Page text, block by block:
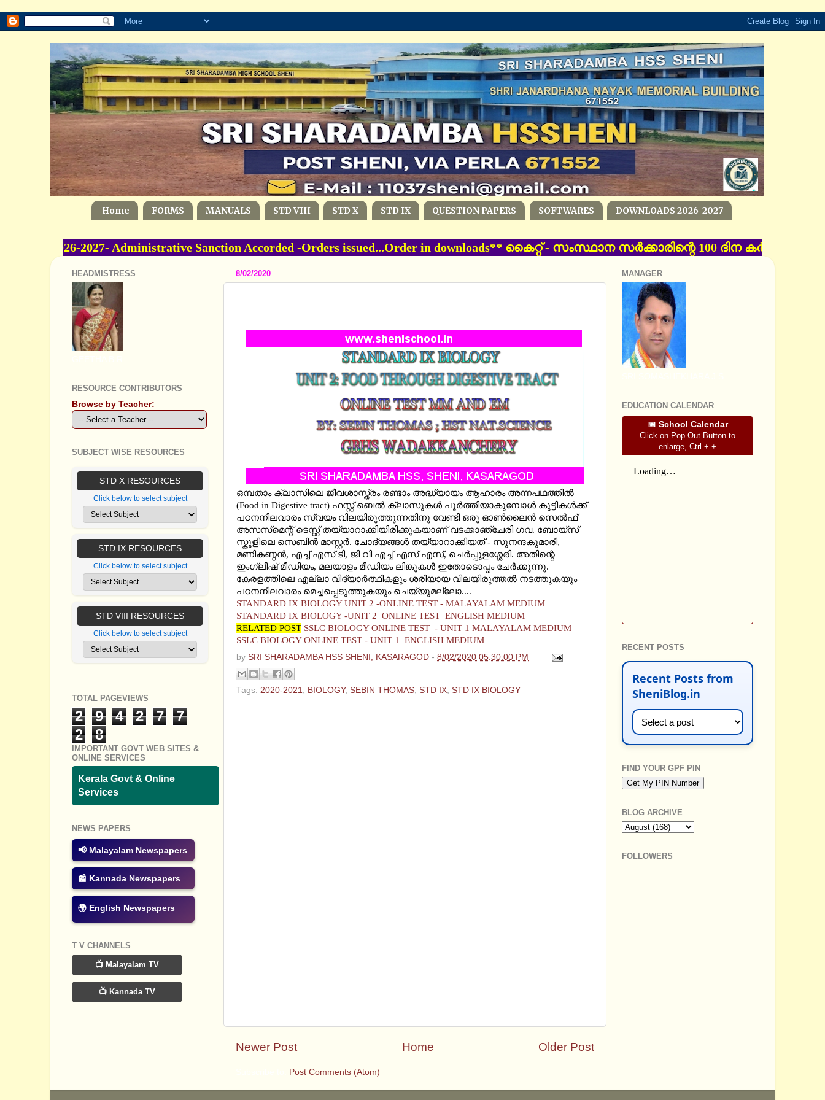
Home FORMS MANUALS STD VIII STD X STD IX QUESTION PAPERS SOFTWARES DOWNLOADS 2026-2027
Scheme -2026-2027- Administrative Sanction Accorded -Orders issued...Order in downloads** കൈറ്റ്‌ - സംസ്ഥാന
8/02/2020
ഒമ്പതാം ക്ലാസിലെ ജീവശാസ്ത്രം രണ്ടാം അദ്ധ്യായം ആഹാരം അന്നപഥത്തില്‍
(Food in Digestive tract) ഫസ്റ്റ് ബെല്‍ ക്ലാസുകള്‍ പൂര്‍ത്തിയാകുമ്പോള്‍ കുട്ടികള്‍ക്ക്
പഠനനിലവാരം സ്വയം വിലയിരുത്തുന്നതിനു വേണ്ടി ഒരു ഓണ്‍ലൈന്‍ സെല്‍ഫ്
അസസ്‌മെന്റ് ടെസ്റ്റ് തയ്യാറാക്കിയിരിക്കുകയാണ് വടക്കാഞ്ചേരി ഗവ. ബോയ്സ്
സ്കൂളിലെ സെബിന്‍ മാസ്റ്റര്‍. ചോദ്യങ്ങള്‍ തയ്യാറാക്കിയത് - സുനന്ദകുമാരി,
മണികണ്ഠന്‍, എച്ച് എസ് ടി, ജി വി എച്ച് എസ് എസ്, ചെര്‍പ്പുളശ്ശേരി. അതിന്റെ
ഇംഗ്ലീഷ് മീഡിയം, മലയാളം മീഡിയം ലിങ്കുകള്‍ ഇതോടൊപ്പം ചേര്‍ക്കുന്നു.
കേരളത്തിലെ എല്ലാ വിദ്യാര്‍ത്ഥികളും ശരിയായ വിലയിരുത്തല്‍ നടത്തുകയും
പഠനനിലവാരം മെച്ചപ്പെടുത്തുകയും ചെയ്യുമല്ലോ....
STANDARD IX BIOLOGY UNIT 2 -ONLINE TEST - MALAYALAM MEDIUM
STANDARD IX BIOLOGY -UNIT 2 ONLINE TEST ENGLISH MEDIUM
RELATED POST SSLC BIOLOGY ONLINE TEST - UNIT 1 MALAYALAM MEDIUM
SSLC BIOLOGY ONLINE TEST - UNIT 1 ENGLISH MEDIUM
by SRI SHARADAMBA HSS SHENI, KASARAGOD - 8/02/2020 05:30:00 PM
Tags: 2020-2021 BIOLOGY, SEBIN THOMAS STD IX STD IX BIOLOGY
Newer Post Older Post
Home
Post Comments (Atom)
HEADMISTRESS
RESOURCE CONTRIBUTORS
Browse by Teacher:
SUBJECT WISE RESOURCES
STD X RESOURCES
Click below to select subject
STD IX RESOURCES
Click below to select subject
STD VIII RESOURCES
Click below to select subject
TOTAL PAGEVIEWS
2 9 4 2 7
7
2
8
IMPORTANT GOVT WEB SITES &
ONLINE SERVICES
Kerala Govt & Online
Services
NEWS PAPERS
📢 Malayalam Newspapers
📰 Kannada Newspapers
🌍 English Newspapers
T V CHANNELS
📺 Malayalam TV
📺 Kannada TV
MANAGER
EDUCATION CALENDAR
📅 School Calendar
Click on Pop Out Button to
enlarge, Ctrl + +
RECENT POSTS
Recent Posts from
SheniBlog.in
FIND YOUR GPF PIN
BLOG ARCHIVE
FOLLOWERS